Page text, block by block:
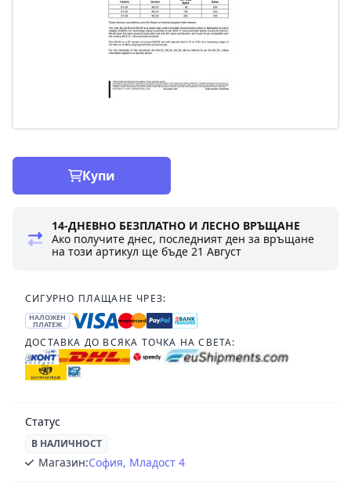
Купи
14-ДНЕВНО БЕЗПЛАТНО И ЛЕСНО ВРЪЩАНЕ
Ако получите днес, последният ден за връщане
на този артикул ще бъде21 Август
СИГУРНО ПЛАЩАНЕ ЧРЕЗ:
НАЛОЖЕН
ПЛАТЕЖ
ДОСТАВКА ДО ВСЯКА ТОЧКА НА СВЕТА:
Статус
В НАЛИЧНОСТ
Магазин:София, Младост 4